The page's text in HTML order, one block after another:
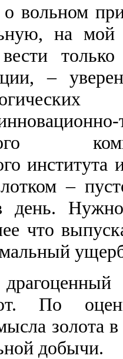
вольном
на
‒
‒
Нужно,
что
По
золота
добычи.